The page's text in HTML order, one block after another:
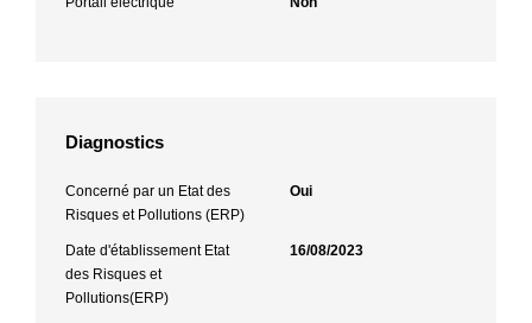
Diagnostics
Concerné par un Etat des
Risques et Pollutions (ERP)
Oui
Date d'établissement Etat
des Risques et
Pollutions(ERP)
16/08/2023